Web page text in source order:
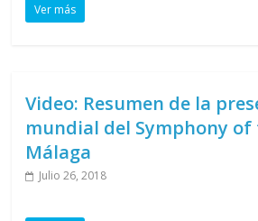
Ver más
Video: Resumen de la
mundial del Symphony of
Málaga
Julio 26, 2018